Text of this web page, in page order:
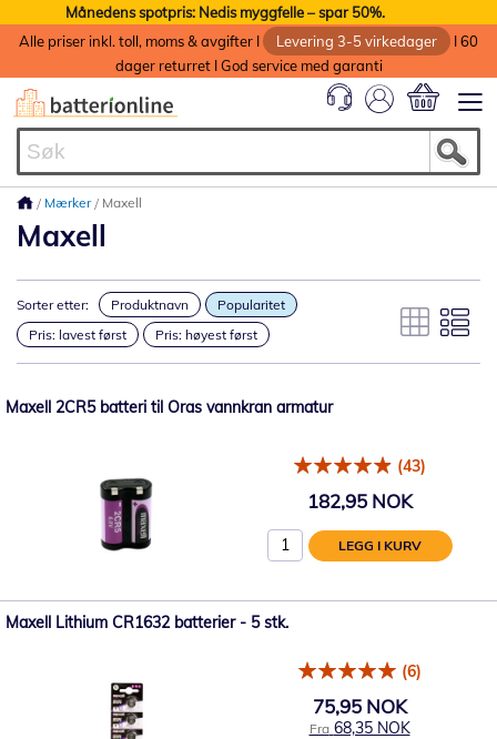
Månedens spotpris: Nedis myggfelle – spar 50%.
Alle priser inkl. toll, moms & avgifter I
Levering 3-5 virkedager
I 60
dager returret I God service med garanti
Mærker Maxell
Maxell
Sorter etter: Produktnavn
Popularitet
Pris: lavest først
Pris: høyest først
Maxell 2CR5 batteri til Oras vannkran armatur
(43)
182,95 NOK
LEGG I KURV
Maxell Lithium CR1632 batterier - 5 stk.
(6)
75,95 NOK
Fra 68,35 NOK